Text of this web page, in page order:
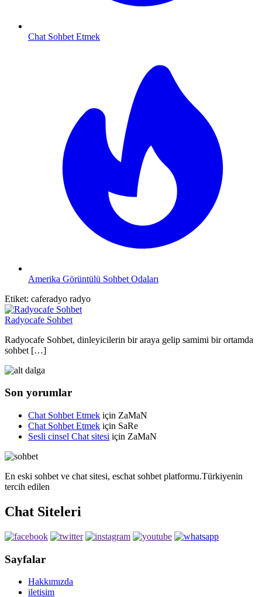
Chat Sohbet Etmek
Amerika Görüntülü Sohbet Odaları
Etiket: caferadyo radyo
Radyocafe Sohbet
Radyocafe Sohbet, dinleyicilerin bir araya gelip samimi bir ortamda
sohbet […]
Son yorumlar
Chat Sohbet Etmek için ZaMaN
Chat Sohbet Etmek için SaRe
Sesli cinsel Chat sitesi için ZaMaN
En eski sohbet ve chat sitesi, eschat sohbet platformu.Türkiyenin
tercih edilen
Chat Siteleri
Sayfalar
Hakkımızda
iletisim